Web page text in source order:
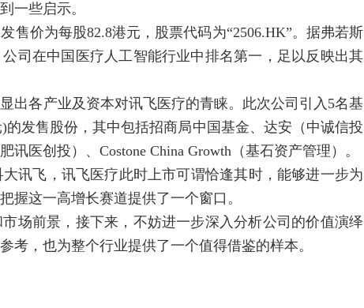
些启示。
价为每股82.8港元，股票代码为“2506.HK”。据弗若斯
司在中国医疗人工智能行业中排名第一，足以反映出其
各产业及资本对讯飞医疗的青睐。此次公司引入5名基
发售股份，其中包括招商局中国基金、达安（中诚信投
医创投）、Costone China Growth（基石资产管理）。
飞，讯飞医疗此时上市可谓恰逢其时，能够进一步为
握这一高增长赛道提供了一个窗口。
前景，接下来，不妨进一步深入分析公司的价值演绎
考，也为整个行业提供了一个值得借鉴的样本。